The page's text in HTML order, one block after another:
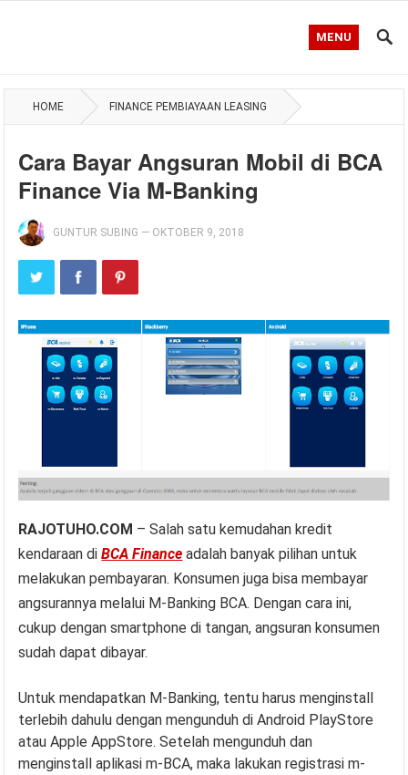
MENU
HOME FINANCE PEMBIAYAAN LEASING
Cara Bayar Angsuran Mobil di BCA
Finance Via M-Banking
GUNTUR SUBING — OKTOBER 9, 2018
RAJOTUHO.COM – Salah satu kemudahan kredit
kendaraan diBCA Finance adalah banyak pilihan untuk
melakukan pembayaran. Konsumen juga bisa membayar
angsurannya melalui M-Banking BCA. Dengan cara ini,
cukup dengan smartphone di tangan, angsuran konsumen
sudah dapat dibayar.
Untuk mendapatkan M-Banking, tentu harus menginstall
terlebih dahulu dengan mengunduh di Android PlayStore
atau Apple AppStore. Setelah mengunduh dan
menginstall aplikasi m-BCA, maka lakukan registrasi m-